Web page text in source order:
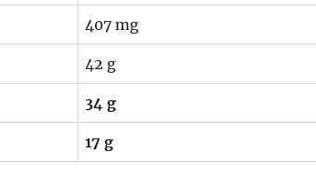
407 mg
42 g
34 g
17 g